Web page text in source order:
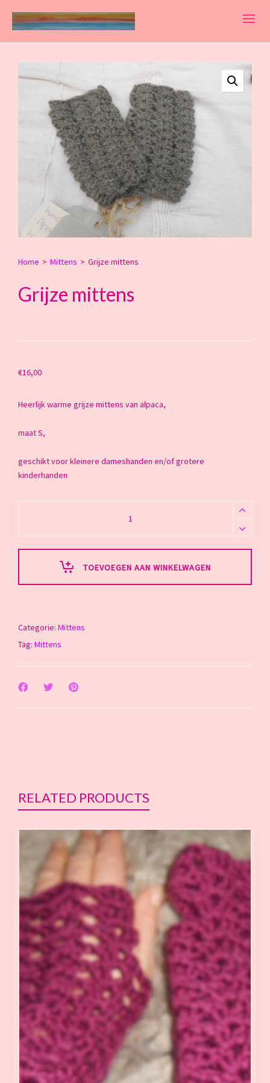
Home > Mittens > Grijze mittens
Grijze mittens
€16,00
Heerlijk warme grijze mittens van alpaca,
maat S,
geschikt voor kleinere dameshanden en/of grotere
kinderhanden
TOEVOEGEN AAN WINKELWAGEN
Categorie: Mittens
Tag: Mittens
RELATED PRODUCTS